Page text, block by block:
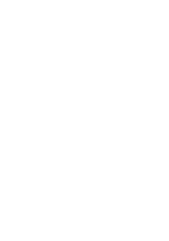
集与分析
用以来发现存
掌握每年能耗